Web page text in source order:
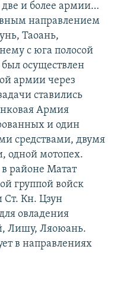
и более армии…
направлением
Таоань,
с юга полосой
осуществлен
армии через
ставились
Армия
и один
средствами, двумя
одной мотопех.
в районе Матат
группой войск
Ст. Кн. Цзун
овладения
Лишу, Ляоюань.
в направлениях